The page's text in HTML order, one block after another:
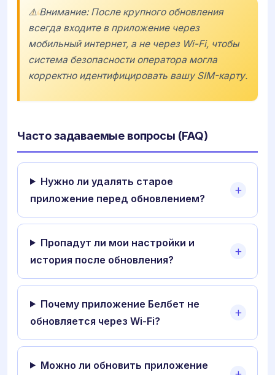
⚠️ Внимание: После крупного обновления
всегда входите в приложение через
мобильный интернет, а не через Wi-Fi, чтобы
система безопасности оператора могла
корректно идентифицировать вашу SIM-карту.
Часто задаваемые вопросы (FAQ)
Нужно ли удалять старое
приложение перед обновлением?
Пропадут ли мои настройки и
история после обновления?
Почему приложение Белбет не
обновляется через Wi-Fi?
Можно ли обновить приложение